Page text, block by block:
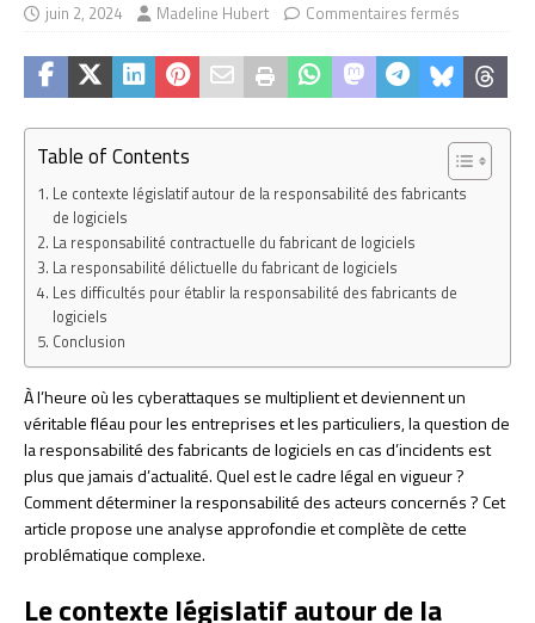
juin 2, 2024 Madeline Hubert Commentaires fermés
Table of Contents
Le contexte législatif autour de la responsabilité des fabricants
de logiciels
La responsabilité contractuelle du fabricant de logiciels
La responsabilité délictuelle du fabricant de logiciels
Les difficultés pour établir la responsabilité des fabricants de
logiciels
Conclusion
À l’heure où les cyberattaques se multiplient et deviennent un
véritable fléau pour les entreprises et les particuliers, la question de
la responsabilité des fabricants de logiciels en cas d’incidents est
plus que jamais d’actualité. Quel est le cadre légal en vigueur ?
Comment déterminer la responsabilité des acteurs concernés ? Cet
article propose une analyse approfondie et complète de cette
problématique complexe.
Le contexte législatif autour de la